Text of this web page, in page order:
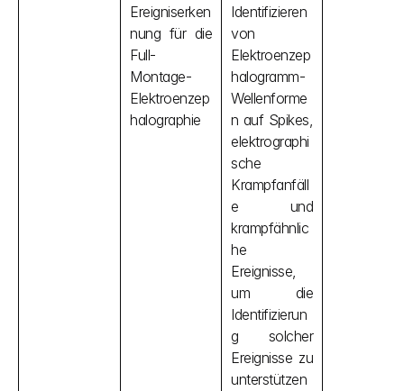
Ereigniserken
nung für die
Full-
Montage-
Elektroenzep
halographie
Identifizieren
von
Elektroenzep
halogramm-
Wellenforme
n auf Spikes,
elektrographi
sche
Krampfanfäll
e und
krampfähnlic
he
Ereignisse,
um die
Identifizierun
g solcher
Ereignisse zu
unterstützen